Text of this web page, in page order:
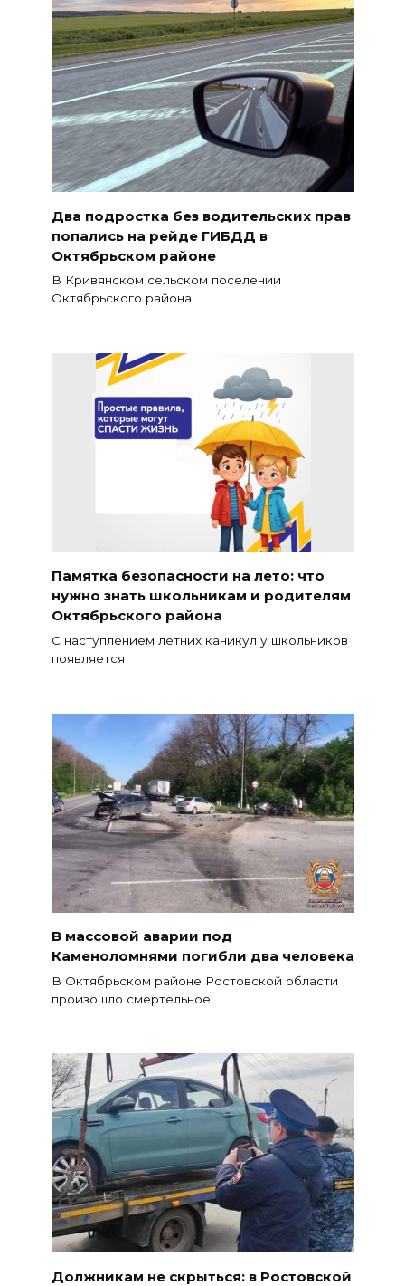
Два подростка без водительских прав
попались на рейде ГИБДД в
Октябрьском районе
В Кривянском сельском поселении
Октябрьского района
Памятка безопасности на лето: что
нужно знать школьникам и родителям
Октябрьского района
С наступлением летних каникул у школьников
появляется
В массовой аварии под
Каменоломнями погибли два человека
В Октябрьском районе Ростовской области
произошло смертельное
Должникам не скрыться: в Ростовской